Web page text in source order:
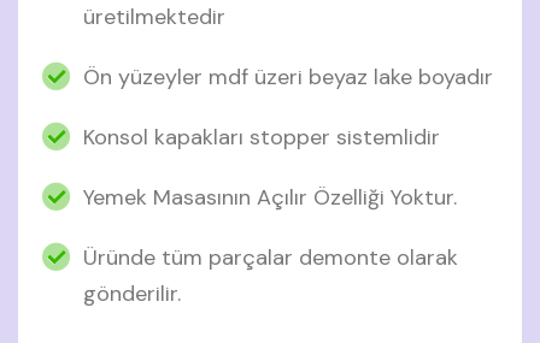
üretilmektedir
Ön yüzeyler mdf üzeri beyaz lake boyadır
Konsol kapakları stopper sistemlidir
Yemek Masasının Açılır Özelliği Yoktur.
Üründe tüm parçalar demonte olarak
gönderilir.